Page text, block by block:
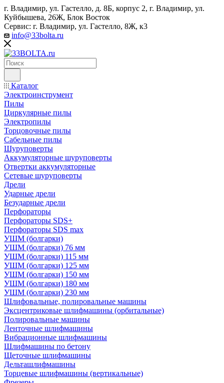
г. Владимир, ул. Гастелло, д. 8Б, корпус 2, г. Владимир, ул. ​
Куйбышева, 26Ж, Блок Восток
Сервис: г. Владимир, ул. Гастелло, 8Ж, к3
info@33bolta.ru
Каталог
Электроинструмент
Пилы
Циркулярные пилы
Электропилы
Торцовочные пилы
Сабельные пилы
Шуруповерты
Аккумуляторные шуруповерты
Отвертки аккумуляторные
Сетевые шуруповерты
Дрели
Ударные дрели
Безударные дрели
Перфораторы
Перфораторы SDS+
Перфораторы SDS max
УШМ (болгарки)
УШМ (болгарки) 76 мм
УШМ (болгарки) 115 мм
УШМ (болгарки) 125 мм
УШМ (болгарки) 150 мм
УШМ (болгарки) 180 мм
УШМ (болгарки) 230 мм
Шлифовальные, полировальные машины
Эксцентриковые шлифмашины (орбитальные)
Полировальные машины
Ленточные шлифмашины
Вибрационные шлифмашины
Шлифмашины по бетону
Щеточные шлифмашины
Дельташлифмашины
Торцевые шлифмашины (вертикальные)